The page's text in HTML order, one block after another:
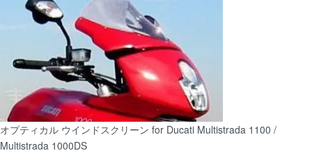
オプティカル ウインドスクリーン for Ducati Multistrada 1100 /
Multistrada 1000DS